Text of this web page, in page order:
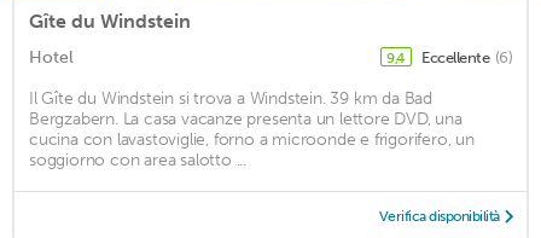
Gîte du Windstein
Hotel 9,4 Eccellente (6)
Il Gîte du Windstein si trova a Windstein. 39 km da Bad
Bergzabern. La casa vacanze presenta un lettore DVD, una
cucina con lavastoviglie, forno a microonde e frigorifero, un
soggiorno con area salotto ...
Verifica disponibilità